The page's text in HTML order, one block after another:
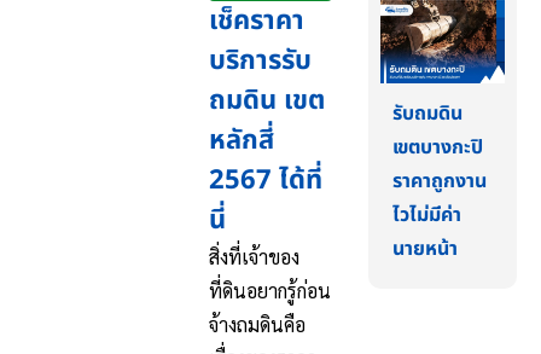
เช็คราคา
บริการรับ
ถมดิน เขต
หลักสี่
2567 ได้ที่
นี่
สิ่งที่เจ้าของ
ที่ดินอยากรู้ก่อน
จ้างถมดินคือ
รับถมดิน
เขตบางกะปิ
ราคาถูกงาน
ไวไม่มีค่า
นายหน้า